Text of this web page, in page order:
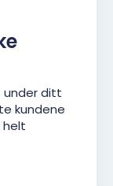
under ditt
kundene
helt